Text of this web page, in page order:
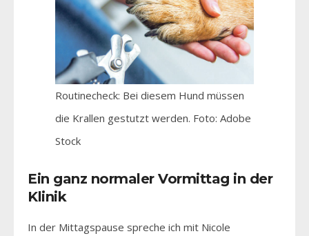
Routinecheck: Bei diesem Hund müssen
die Krallen gestutzt werden. Foto: Adobe
Stock
Ein ganz normaler Vormittag in der
Klinik
In der Mittagspause spreche ich mit Nicole